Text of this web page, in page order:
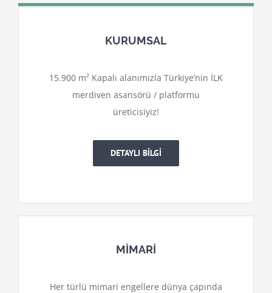
KURUMSAL
15.900 m² Kapalı alanımızla Türkiye’nin İLK
merdiven asansörü / platformu
üreticisiyiz!
DETAYLI BİLGİ
MİMARİ
Her türlü mimari engellere dünya çapında